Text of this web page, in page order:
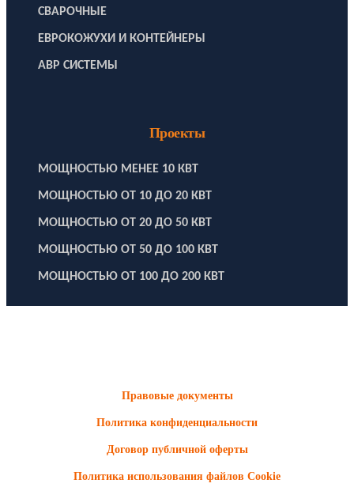
СВАРОЧНЫЕ
ЕВРОКОЖУХИ И КОНТЕЙНЕРЫ
АВР СИСТЕМЫ
Проекты
МОЩНОСТЬЮ МЕНЕЕ 10 КВТ
МОЩНОСТЬЮ ОТ 10 ДО 20 КВТ
МОЩНОСТЬЮ ОТ 20 ДО 50 КВТ
МОЩНОСТЬЮ ОТ 50 ДО 100 КВТ
МОЩНОСТЬЮ ОТ 100 ДО 200 КВТ
Правовые документы
Политика конфиденциальности
Договор публичной оферты
Политика использования файлов Cookie